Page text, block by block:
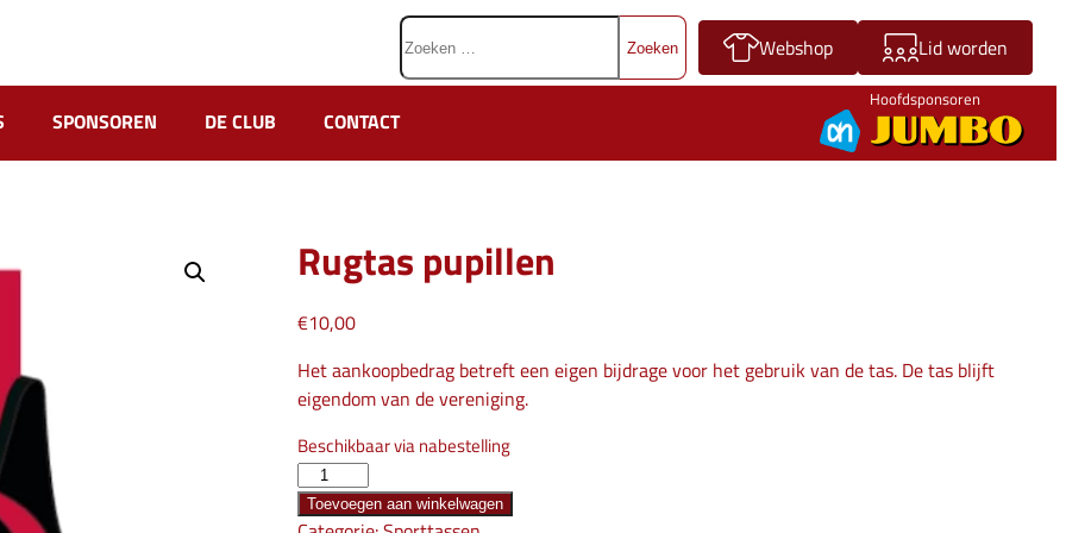
Webshop Lid worden
Zoeken
naar:
SPONSOREN DE CLUB CONTACT
Hoofdsponsoren
Rugtas pupillen
€10,00
Het aankoopbedrag betreft een eigen bijdrage voor het gebruik van de tas. De tas blijft
eigendom van de vereniging.
Beschikbaar via nabestelling
Rugtas
pupillen
Toevoegen aan winkelwagen